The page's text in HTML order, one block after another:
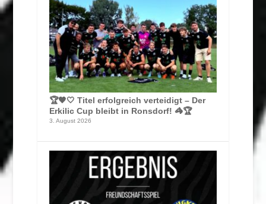
🏆🖤🤍 Titel erfolgreich verteidigt – Der
Erkilic Cup bleibt in Ronsdorf! 🦓🏆
3. August 2026